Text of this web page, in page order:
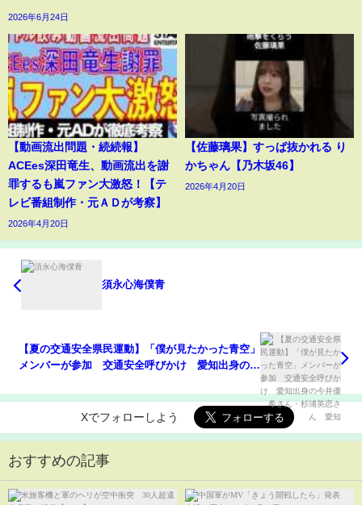
2026年6月24日
【動画流出問題・続続報】
ACEes深田竜生、動画流出を謝
罪するも嵐ファン大激怒！【テ
レビ番組制作・元ＡＤが考察】
2026年4月20日
【佐藤璃果】すっぱ抜かれる り
かちゃん【乃木坂46】
2026年4月20日
須永心海僕青
【夏の交通安全県民運動】「僕が見たかった青空」
メンバーが参加 交通安全呼びかけ 愛知出身の今
Xでフォローしよう
おすすめの記事